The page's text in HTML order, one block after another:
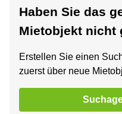
Haben Sie das
Mietobjekt nicht
Erstellen Sie einen
zuerst über neue